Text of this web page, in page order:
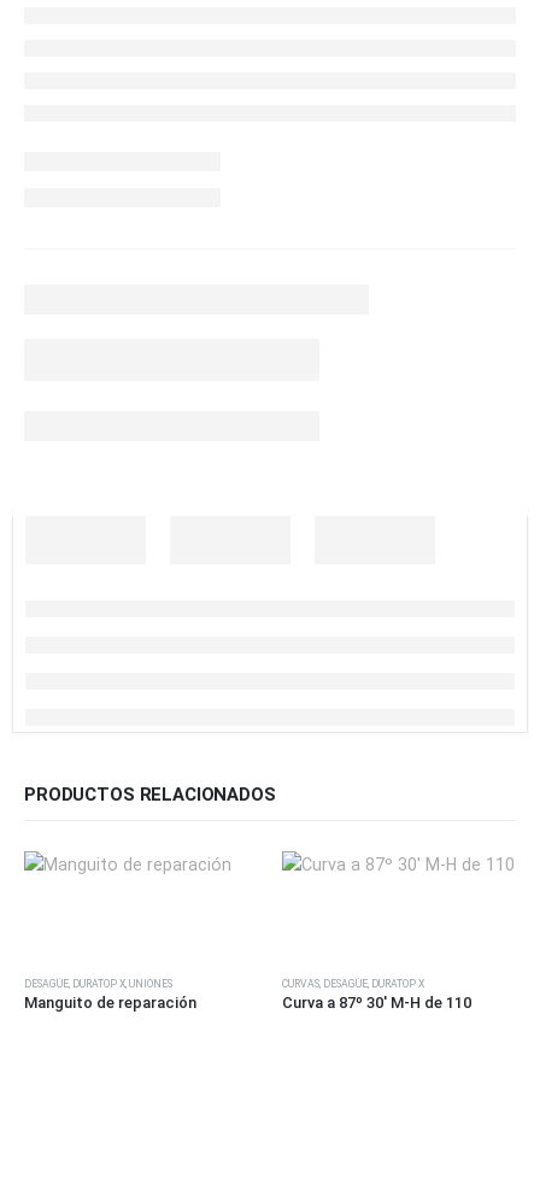
PRODUCTOS RELACIONADOS
Este producto tiene múltiples variantes. Las opciones se pueden elegir en la página de producto
DESAGÜE DURATOP X UNIONES
Manguito de reparación
Este producto tiene múltiples variantes. Las opciones se pueden elegir en la página de producto
CURVAS DESAGÜE DURATOP X
Curva a 87º 30′ M-H de 110